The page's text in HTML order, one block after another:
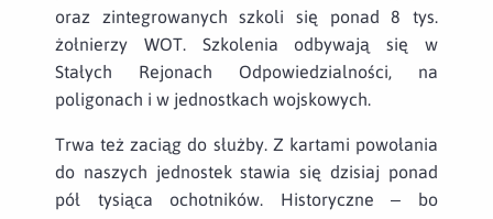
oraz zintegrowanych szkoli się ponad 8 tys.
żołnierzy WOT. Szkolenia odbywają się w
Stałych Rejonach Odpowiedzialności, na
poligonach i w jednostkach wojskowych.
Trwa też zaciąg do służby. Z kartami powołania
do naszych jednostek stawia się dzisiaj ponad
pół tysiąca ochotników. Historyczne – bo